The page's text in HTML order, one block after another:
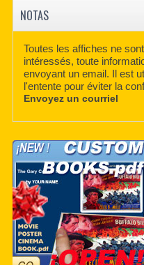
NOTAS
Toutes les affiches ne
intéressés, toute
envoyant un email. Il est
l'entente pour éviter la
Envoyez un courriel